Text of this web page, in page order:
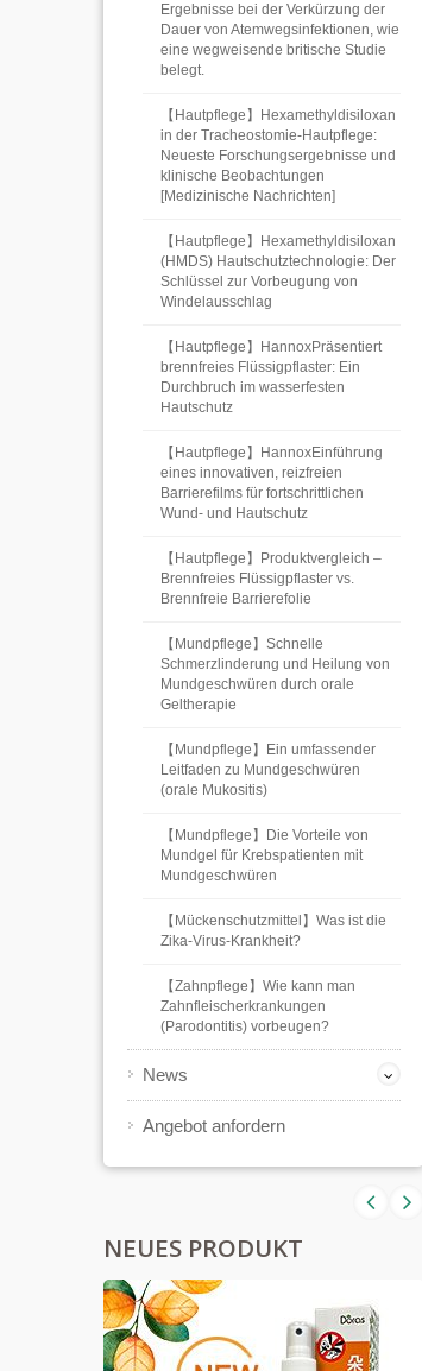
Ergebnisse bei der Verkürzung der
Dauer von Atemwegsinfektionen, wie
eine wegweisende britische Studie
belegt.
【Hautpflege】Hexamethyldisiloxan
in der Tracheostomie-Hautpflege:
Neueste Forschungsergebnisse und
klinische Beobachtungen
[Medizinische Nachrichten]
【Hautpflege】Hexamethyldisiloxan
(HMDS) Hautschutztechnologie: Der
Schlüssel zur Vorbeugung von
Windelausschlag
【Hautpflege】HannoxPräsentiert
brennfreies Flüssigpflaster: Ein
Durchbruch im wasserfesten
Hautschutz
【Hautpflege】HannoxEinführung
eines innovativen, reizfreien
Barrierefilms für fortschrittlichen
Wund- und Hautschutz
【Hautpflege】Produktvergleich –
Brennfreies Flüssigpflaster vs.
Brennfreie Barrierefolie
【Mundpflege】Schnelle
Schmerzlinderung und Heilung von
Mundgeschwüren durch orale
Geltherapie
【Mundpflege】Ein umfassender
Leitfaden zu Mundgeschwüren
(orale Mukositis)
【Mundpflege】Die Vorteile von
Mundgel für Krebspatienten mit
Mundgeschwüren
【Mückenschutzmittel】Was ist die
Zika-Virus-Krankheit?
【Zahnpflege】Wie kann man
Zahnfleischerkrankungen
(Parodontitis) vorbeugen?
News
Angebot anfordern
NEUES PRODUKT